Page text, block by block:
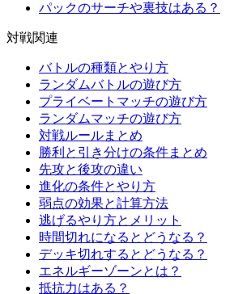
パックのサーチや裏技はある？
対戦関連
バトルの種類とやり方
ランダムバトルの遊び方
プライベートマッチの遊び方
ランダムマッチの遊び方
対戦ルールまとめ
勝利と引き分けの条件まとめ
先攻と後攻の違い
進化の条件とやり方
弱点の効果と計算方法
逃げるやり方とメリット
時間切れになるとどうなる？
デッキ切れするとどうなる？
エネルギーゾーンとは？
抵抗力はある？